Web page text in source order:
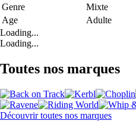
Genre
Mixte
Age
Adulte
Loading...
Loading...
Toutes nos marques
Découvrir toutes nos marques